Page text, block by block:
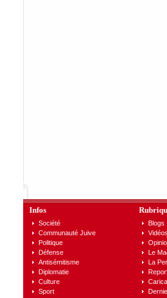
Infos
Société
Communauté Juive
Politique
Défense
Antisémitisme
Diplomatie
Culture
Sport
Blogs
Vidéos
Le
La